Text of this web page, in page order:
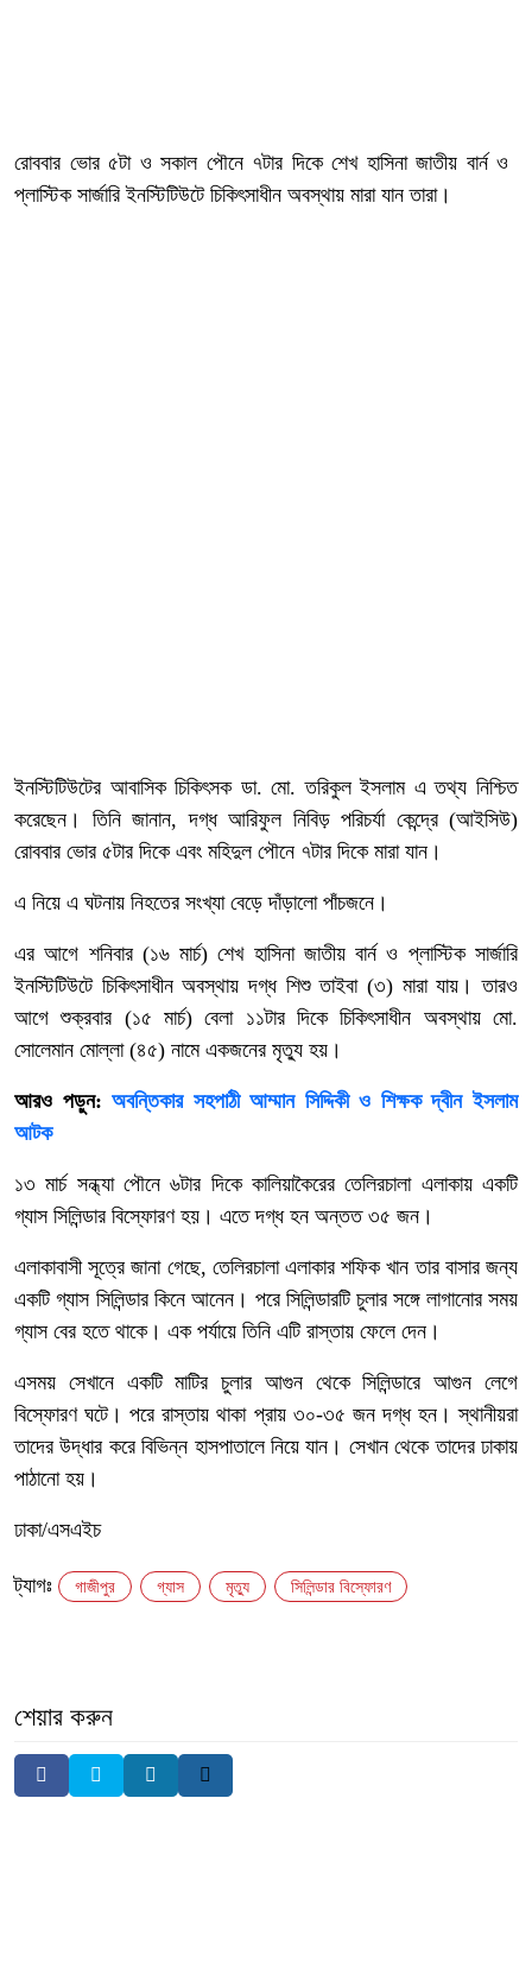
রোববার ভোর ৫টা ও সকাল পৌনে ৭টার দিকে শেখ হাসিনা জাতীয় বার্ন ও
প্লাস্টিক সার্জারি ইনস্টিটিউটে চিকিৎসাধীন অবস্থায় মারা যান তারা।
ইনস্টিটিউটের আবাসিক চিকিৎসক ডা. মো. তরিকুল ইসলাম এ তথ্য নিশ্চিত
করেছেন। তিনি জানান, দগ্ধ আরিফুল নিবিড় পরিচর্যা কেন্দ্রে (আইসিউ)
রোববার ভোর ৫টার দিকে এবং মহিদুল পৌনে ৭টার দিকে মারা যান।
এ নিয়ে এ ঘটনায় নিহতের সংখ্যা বেড়ে দাঁড়ালো পাঁচজনে।
এর আগে শনিবার (১৬ মার্চ) শেখ হাসিনা জাতীয় বার্ন ও প্লাস্টিক সার্জারি
ইনস্টিটিউটে চিকিৎসাধীন অবস্থায় দগ্ধ শিশু তাইবা (৩) মারা যায়। তারও
আগে শুক্রবার (১৫ মার্চ) বেলা ১১টার দিকে চিকিৎসাধীন অবস্থায় মো.
সোলেমান মোল্লা (৪৫) নামে একজনের মৃত্যু হয়।
আরও পড়ুন:অবন্তিকার সহপাঠী আম্মান সিদ্দিকী ও শিক্ষক দ্বীন ইসলাম
আটক
১৩ মার্চ সন্ধ্যা পৌনে ৬টার দিকে কালিয়াকৈরের তেলিরচালা এলাকায় একটি
গ্যাস সিলিন্ডার বিস্ফোরণ হয়। এতে দগ্ধ হন অন্তত ৩৫ জন।
এলাকাবাসী সূত্রে জানা গেছে, তেলিরচালা এলাকার শফিক খান তার বাসার জন্য
একটি গ্যাস সিলিন্ডার কিনে আনেন। পরে সিলিন্ডারটি চুলার সঙ্গে লাগানোর সময়
গ্যাস বের হতে থাকে। এক পর্যায়ে তিনি এটি রাস্তায় ফেলে দেন।
এসময় সেখানে একটি মাটির চুলার আগুন থেকে সিলিন্ডারে আগুন লেগে
বিস্ফোরণ ঘটে। পরে রাস্তায় থাকা প্রায় ৩০-৩৫ জন দগ্ধ হন। স্থানীয়রা
তাদের উদ্ধার করে বিভিন্ন হাসপাতালে নিয়ে যান। সেখান থেকে তাদের ঢাকায়
পাঠানো হয়।
ঢাকা/এসএইচ
ট্যাগঃ গাজীপুর গ্যাস মৃত্যু সিলিন্ডার বিস্ফোরণ
শেয়ার করুন